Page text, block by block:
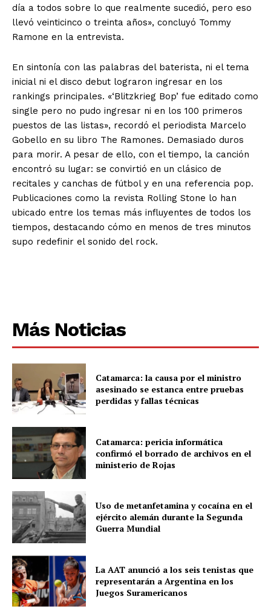
día a todos sobre lo que realmente sucedió, pero eso
llevó veinticinco o treinta años», concluyó Tommy
Ramone en la entrevista.
En sintonía con las palabras del baterista, ni el tema
inicial ni el disco debut lograron ingresar en los
rankings principales. «‘Blitzkrieg Bop’ fue editado como
single pero no pudo ingresar ni en los 100 primeros
puestos de las listas», recordó el periodista Marcelo
Gobello en su libro The Ramones. Demasiado duros
para morir. A pesar de ello, con el tiempo, la canción
encontró su lugar: se convirtió en un clásico de
recitales y canchas de fútbol y en una referencia pop.
Publicaciones como la revista Rolling Stone lo han
ubicado entre los temas más influyentes de todos los
tiempos, destacando cómo en menos de tres minutos
supo redefinir el sonido del rock.
Más Noticias
Catamarca: la causa por el ministro
asesinado se estanca entre pruebas
perdidas y fallas técnicas
Catamarca: pericia informática
confirmó el borrado de archivos en el
ministerio de Rojas
Uso de metanfetamina y cocaína en el
ejército alemán durante la Segunda
Guerra Mundial
La AAT anunció a los seis tenistas que
representarán a Argentina en los
Juegos Suramericanos